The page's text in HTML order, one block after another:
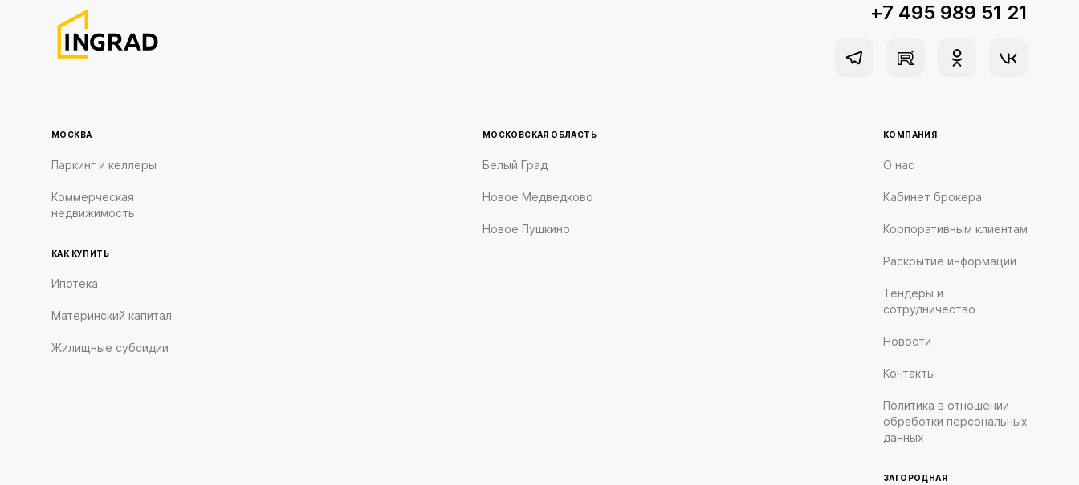
+7 495 989 51 21
МОСКВА
Паркинг и келлеры
Коммерческая
недвижимость
КАК КУПИТЬ
Ипотека
Материнский капитал
Жилищные субсидии
МОСКОВСКАЯ ОБЛАСТЬ
Белый Град
Новое Медведково
Новое Пушкино
КОМПАНИЯ
О нас
Кабинет брокера
Корпоративным клиентам
Раскрытие информации
Тендеры и
сотрудничество
Новости
Контакты
Политика в отношении
обработки персональных
данных
ЗАГОРОДНАЯ